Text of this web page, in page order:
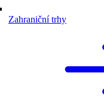
Zahraniční trhy